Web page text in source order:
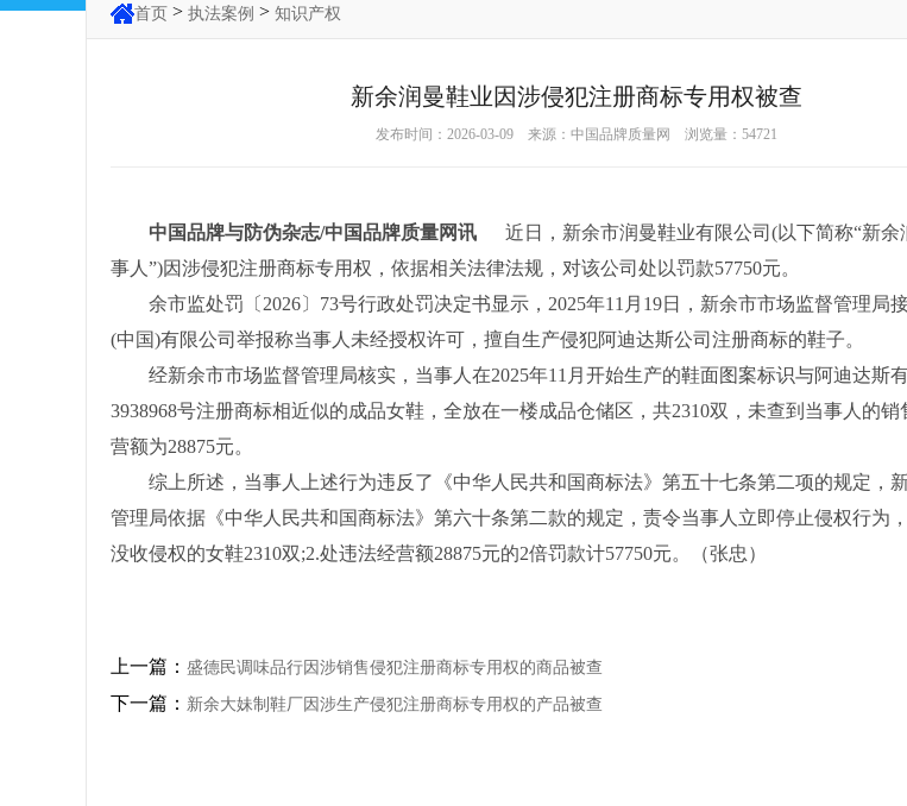
首页 > 执法案例 > 知识产权
新余润曼鞋业因涉侵犯注册商标专用权被查
发布时间：2026-03-09 来源： 中国品牌质量网 浏览量： 54721
中国品牌与防伪杂志/中国品牌质量网讯
近日，新余市润曼鞋业有限公司(以下简称“新余
事人”)因涉侵犯注册商标专用权，依据相关法律法规，对该公司处以罚款57750元。
余市监处罚〔2026〕73号行政处罚决定书显示，2025年11月19日，新余市市场监督管理局
(中国)有限公司举报称当事人未经授权许可，擅自生产侵犯阿迪达斯公司注册商标的鞋子。
经新余市市场监督管理局核实，当事人在2025年11月开始生产的鞋面图案标识与阿迪达斯
3938968号注册商标相近似的成品女鞋，全放在一楼成品仓储区，共2310双，未查到当事人的
营额为28875元。
综上所述，当事人上述行为违反了《中华人民共和国商标法》第五十七条第二项的规定，
管理局依据《中华人民共和国商标法》第六十条第二款的规定，责令当事人立即停止侵权行为
没收侵权的女鞋2310双;2.处违法经营额28875元的2倍罚款计57750元。（张忠）
上一篇： 盛德民调味品行因涉销售侵犯注册商标专用权的商品被查
下一篇： 新余大妹制鞋厂因涉生产侵犯注册商标专用权的产品被查